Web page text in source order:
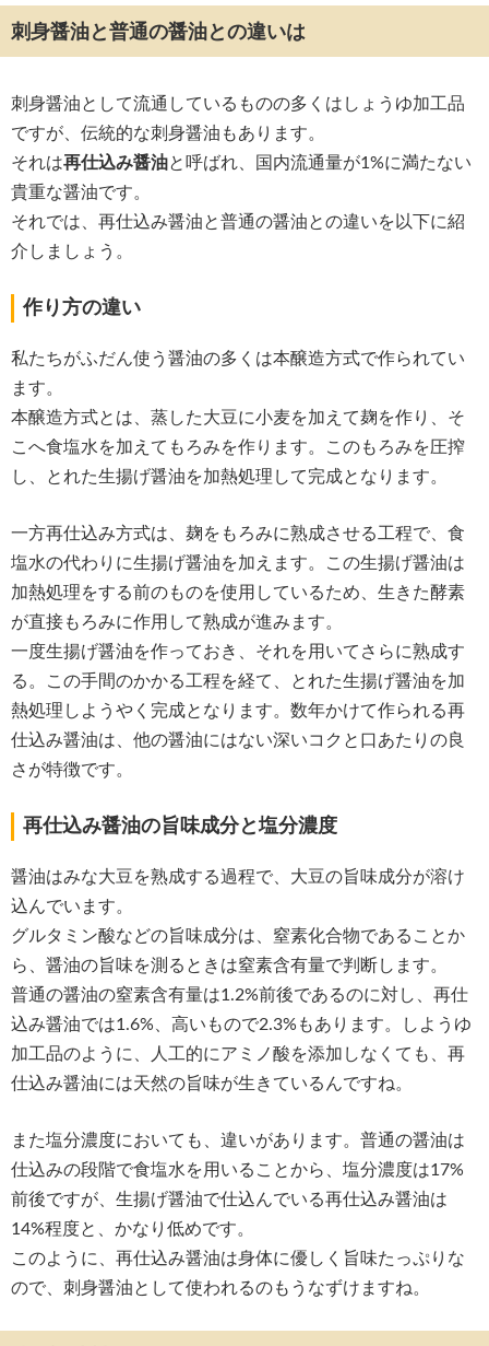
刺身醤油と普通の醤油との違いは
刺身醤油として流通しているものの多くはしょうゆ加工品
ですが、伝統的な刺身醤油もあります。
それは再仕込み醤油と呼ばれ、国内流通量が1%に満たない
貴重な醤油です。
それでは、再仕込み醤油と普通の醤油との違いを以下に紹
介しましょう。
作り方の違い
私たちがふだん使う醤油の多くは本醸造方式で作られてい
ます。
本醸造方式とは、蒸した大豆に小麦を加えて麹を作り、そ
こへ食塩水を加えてもろみを作ります。このもろみを圧搾
し、とれた生揚げ醤油を加熱処理して完成となります。
一方再仕込み方式は、麹をもろみに熟成させる工程で、食
塩水の代わりに生揚げ醤油を加えます。この生揚げ醤油は
加熱処理をする前のものを使用しているため、生きた酵素
が直接もろみに作用して熟成が進みます。
一度生揚げ醤油を作っておき、それを用いてさらに熟成す
る。この手間のかかる工程を経て、とれた生揚げ醤油を加
熱処理しようやく完成となります。数年かけて作られる再
仕込み醤油は、他の醤油にはない深いコクと口あたりの良
さが特徴です。
再仕込み醤油の旨味成分と塩分濃度
醤油はみな大豆を熟成する過程で、大豆の旨味成分が溶け
込んでいます。
グルタミン酸などの旨味成分は、窒素化合物であることか
ら、醤油の旨味を測るときは窒素含有量で判断します。
普通の醤油の窒素含有量は1.2%前後であるのに対し、再仕
込み醤油では1.6%、高いもので2.3%もあります。しようゆ
加工品のように、人工的にアミノ酸を添加しなくても、再
仕込み醤油には天然の旨味が生きているんですね。
また塩分濃度においても、違いがあります。普通の醤油は
仕込みの段階で食塩水を用いることから、塩分濃度は17%
前後ですが、生揚げ醤油で仕込んでいる再仕込み醤油は
14%程度と、かなり低めです。
このように、再仕込み醤油は身体に優しく旨味たっぷりな
ので、刺身醤油として使われるのもうなずけますね。